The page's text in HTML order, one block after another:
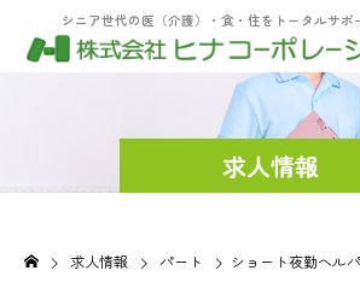
シニア世代の医（介護）・食・住をトータルサポ
求人情報
求人情報 パート ショート夜勤ヘルパー（